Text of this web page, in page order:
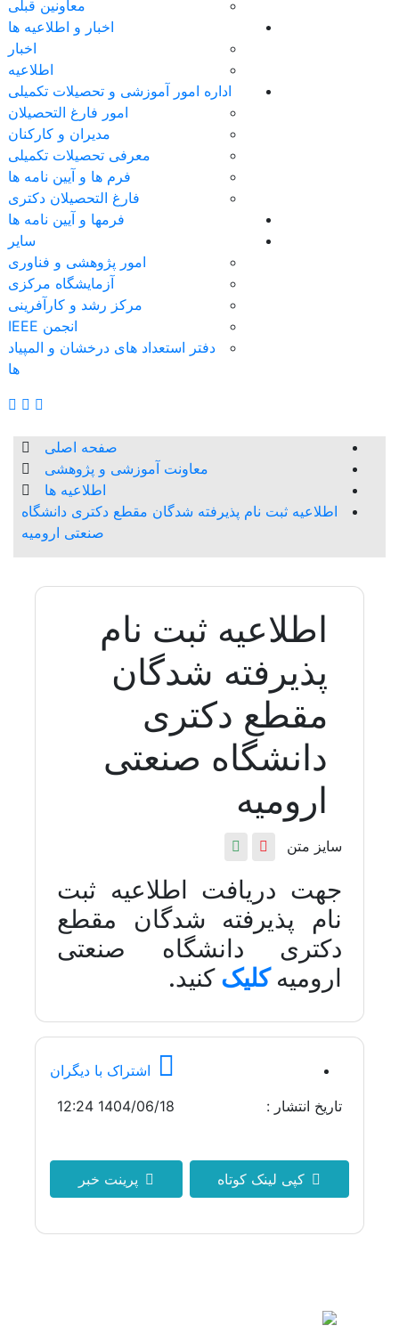
معاونین قبلی
اخبار و اطلاعیه ها
اخبار
اطلاعیه
اداره امور آموزشی و تحصیلات تکمیلی
امور فارغ التحصیلان
مدیران و کارکنان
معرفی تحصیلات تکمیلی
فرم ها و آیین نامه ها
فارغ التحصیلان دکتری
فرمها و آیین نامه ها
سایر
امور پژوهشی و فناوری
آزمایشگاه مرکزی
مرکز رشد و کارآفرینی
انجمن IEEE
دفتر استعداد های درخشان و المپیاد
ها
صفحه اصلی
معاونت آموزشی و پژوهشی
اطلاعیه ها
اطلاعیه ثبت نام پذیرفته شدگان مقطع دکتری دانشگاه
صنعتی ارومیه
اطلاعیه ثبت نام
پذیرفته شدگان
مقطع دکتری
دانشگاه صنعتی
ارومیه
سایز متن
جهت دریافت اطلاعیه ثبت
نام پذیرفته شدگان مقطع
دکتری دانشگاه صنعتی
ارومیهکلیککنید.
اشتراک با دیگران
تاریخ انتشار :
1404/06/18 12:24
کپی لینک کوتاه پرینت خبر